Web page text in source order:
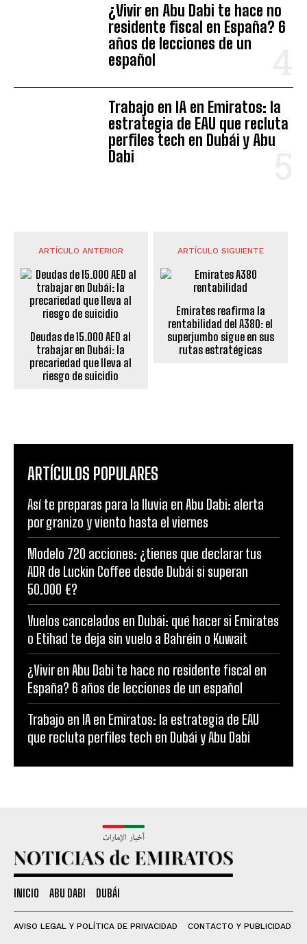
¿Vivir en Abu Dabi te hace no
residente fiscal en España? 6
años de lecciones de un
español
Trabajo en IA en Emiratos: la
estrategia de EAU que recluta
perfiles tech en Dubái y Abu
Dabi
ARTÍCULO ANTERIOR
Deudas de 15.000 AED al
trabajar en Dubái: la
precariedad que lleva al
riesgo de suicidio
ARTÍCULO SIGUIENTE
Emirates reafirma la
rentabilidad del A380: el
superjumbo sigue en sus
rutas estratégicas
ARTÍCULOS POPULARES
Así te preparas para la lluvia en Abu Dabi: alerta
por granizo y viento hasta el viernes
Modelo 720 acciones: ¿tienes que declarar tus
ADR de Luckin Coffee desde Dubái si superan
50.000 €?
Vuelos cancelados en Dubái: qué hacer si Emirates
o Etihad te deja sin vuelo a Bahréin o Kuwait
¿Vivir en Abu Dabi te hace no residente fiscal en
España? 6 años de lecciones de un español
Trabajo en IA en Emiratos: la estrategia de EAU
que recluta perfiles tech en Dubái y Abu Dabi
INICIO ABU DABI DUBÁI
AVISO LEGAL Y POLÍTICA DE PRIVACIDAD CONTACTO Y PUBLICIDAD